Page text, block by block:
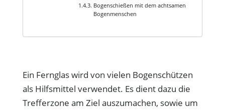
Bogenschießen mit dem achtsamen
Bogenmenschen
Ein Fernglas wird von vielen Bogenschützen
als Hilfsmittel verwendet. Es dient dazu die
Trefferzone am Ziel auszumachen, sowie um